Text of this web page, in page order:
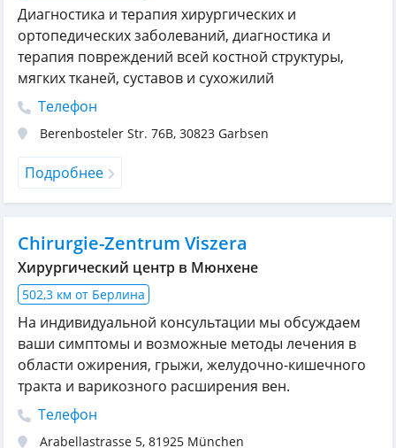
Диагностика и терапия хирургических и
ортопедических заболеваний, диагностика и
терапия повреждений всей костной структуры,
мягких тканей, суставов и сухожилий
Телефон
Berenbosteler Str. 76B, 30823 Garbsen
Подробнее
Chirurgie-Zentrum Viszera
Хирургический центр в Мюнхене
502,3 км от Берлина
На индивидуальной консультации мы обсуждаем
ваши симптомы и возможные методы лечения в
области ожирения, грыжи, желудочно-кишечного
тракта и варикозного расширения вен.
Телефон
Arabellastrasse 5, 81925 München